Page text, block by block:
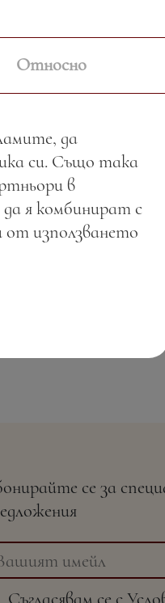
се за
Относно
да
си. Също така
в
я комбинират с
от използването